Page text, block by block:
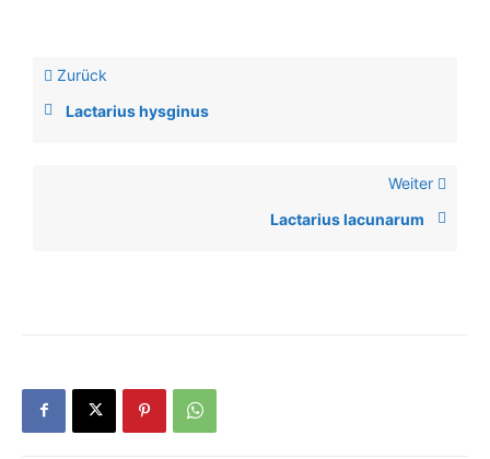
Zurück
Lactarius hysginus
Weiter
Lactarius lacunarum